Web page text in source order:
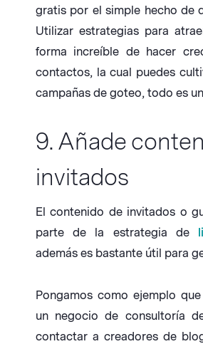
gratis por el simple hecho de
Utilizar estrategias para
forma increíble de hacer
contactos, la cual puedes
campañas de goteo, todo es
9. Añade
invitados
El contenido de invitados o
parte de la estrategia de
además es bastante útil para
Pongamos como ejemplo
un negocio de consultoría
contactar a creadores de